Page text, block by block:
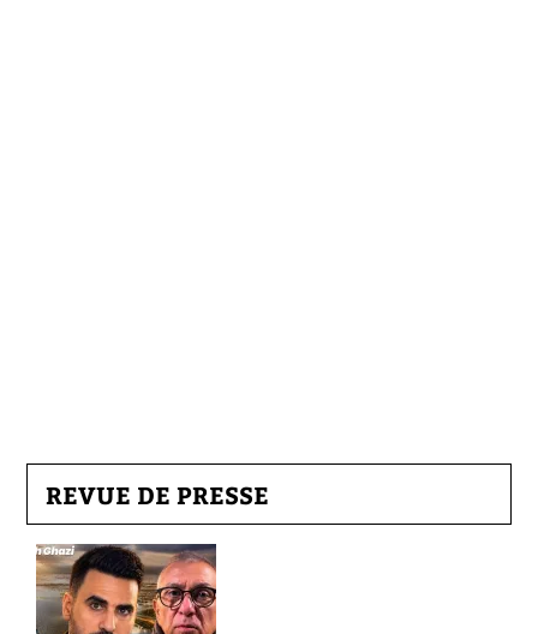
REVUE DE PRESSE